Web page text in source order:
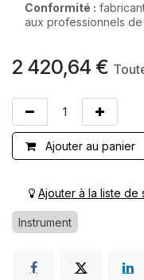
Conformité :
aux professionnels
2 420,64 €
Ajouter au panier
Ajouter à la liste de
Instrument